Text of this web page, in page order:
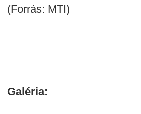
(Forrás: MTI)
Galéria: